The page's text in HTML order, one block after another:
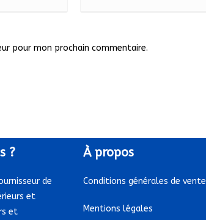
pour mon prochain commentaire.
?
de
et
et
Àpropos
Conditions générales de vente
Mentions légales